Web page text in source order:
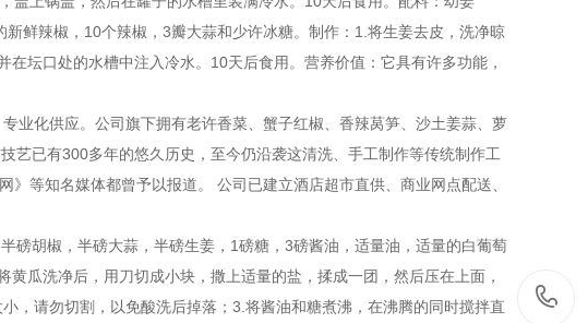
鲜辣椒，10个辣椒，3瓣大蒜和少许冰糖。制作：1.将生姜去皮，洗净晾
坛口处的水槽中注入冷水。10天后食用。营养价值：它具有许多功能，
业化供应。公司旗下拥有老许香菜、蟹子红椒、香辣莴笋、沙土姜蒜、萝
艺已有300多年的悠久历史，至今仍沿袭这清洗、手工制作等传统制作工
等知名媒体都曾予以报道。 公司已建立酒店超市直供、商业网点配送、
磅胡椒，半磅大蒜，半磅生姜，1磅糖，3磅酱油，适量油，适量的白葡萄
瓜洗净后，用刀切成小块，撒上适量的盐，揉成一团，然后压在上面，
，请勿切割，以免酸洗后掉落；3.将酱油和糖煮沸，在沸腾的同时搅拌直